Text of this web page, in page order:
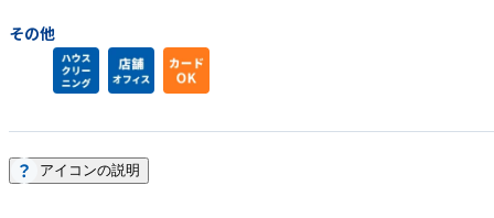
その他
アイコンの説明